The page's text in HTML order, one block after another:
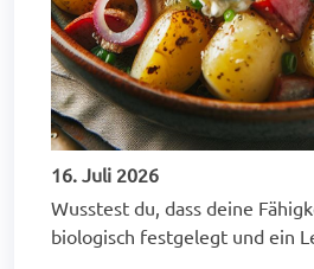
16. Juli 2026
Wusstest du, dass deine
biologisch festgelegt und ein